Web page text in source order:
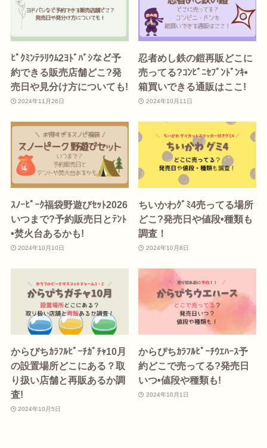
ﾋﾟｸﾐﾝﾃﾗﾘｳﾑ2ﾖﾄﾞﾊﾞｼなど予
約できる販売店舗どこ?発
売日や見分け方についても!
2024年11月26日
忍者めし鉄の鎧再販どこに
売ってる?ｺﾝﾋﾞﾆｾﾌﾞﾝﾄﾞﾝｷ•
箱買いできる通販はここ!
2024年10月11日
ｽﾉｰﾋﾟｰｸ福袋野遊びｾｯﾄ2026
いつまで?予約販売日とﾃﾝﾄ
•焚火台あるかも!
2024年10月10日
ちいかわｸﾞﾐ4売ってる場所
どこ?発売日や値段•種類も
調査！
2024年10月8日
からぴちｶﾗﾌﾙﾋﾟｰﾁｶﾞﾁｬ10月
の設置場所どこにある？取
り扱い店舗と再販あるか調
査!
2024年10月5日
からぴちｶﾗﾌﾙﾋﾟｰﾁｳｴﾊｰｽ予
約どこで売ってる?発売日
いつ•値段や種類も!
2024年10月1日